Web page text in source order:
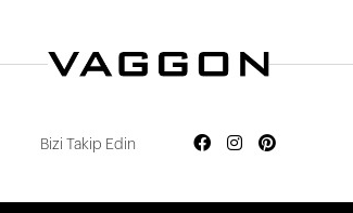
Bizi Takip Edin